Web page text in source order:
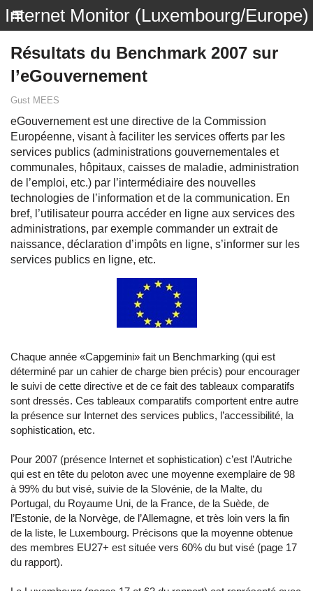
Internet Monitor (Luxembourg/Europe)
Résultats du Benchmark 2007 sur
l’eGouvernement
Gust MEES
eGouvernement est une directive de la Commission
Européenne, visant à faciliter les services offerts par les
services publics (administrations gouvernementales et
communales, hôpitaux, caisses de maladie, administration
de l’emploi, etc.) par l’intermédiaire des nouvelles
technologies de l’information et de la communication. En
bref, l’utilisateur pourra accéder en ligne aux services des
administrations, par exemple commander un extrait de
naissance, déclaration d’impôts en ligne, s’informer sur les
services publics en ligne, etc.
Chaque année «Capgemini» fait un Benchmarking (qui est
déterminé par un cahier de charge bien précis) pour encourager
le suivi de cette directive et de ce fait des tableaux comparatifs
sont dressés. Ces tableaux comparatifs comportent entre autre
la présence sur Internet des services publics, l’accessibilité, la
sophistication, etc.
Pour 2007 (présence Internet et sophistication) c’est l’Autriche
qui est en tête du peloton avec une moyenne exemplaire de 98
à 99% du but visé, suivie de la Slovénie, de la Malte, du
Portugal, du Royaume Uni, de la France, de la Suède, de
l’Estonie, de la Norvège, de l’Allemagne, et très loin vers la fin
de la liste, le Luxembourg. Précisons que la moyenne obtenue
des membres EU27+ est située vers 60% du but visé (page 17
du rapport).